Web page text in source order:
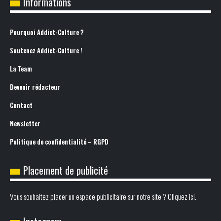
Pourquoi Addict-Culture ?
Soutenez Addict-Culture !
La Team
Devenir rédacteur
Contact
Newsletter
Politique de confidentialité – RGPD
Placement de publicité
Vous souhaitez placer un espace publicitaire sur notre site ? Cliquez ici.